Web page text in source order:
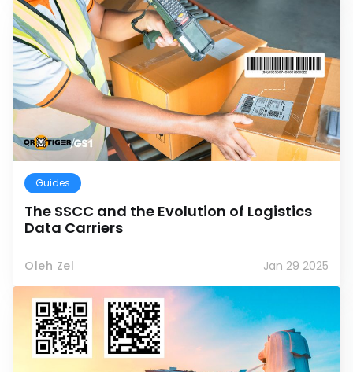
Guides
The SSCC and the Evolution of Logistics
Data Carriers
Oleh Zel Jan 29 2025